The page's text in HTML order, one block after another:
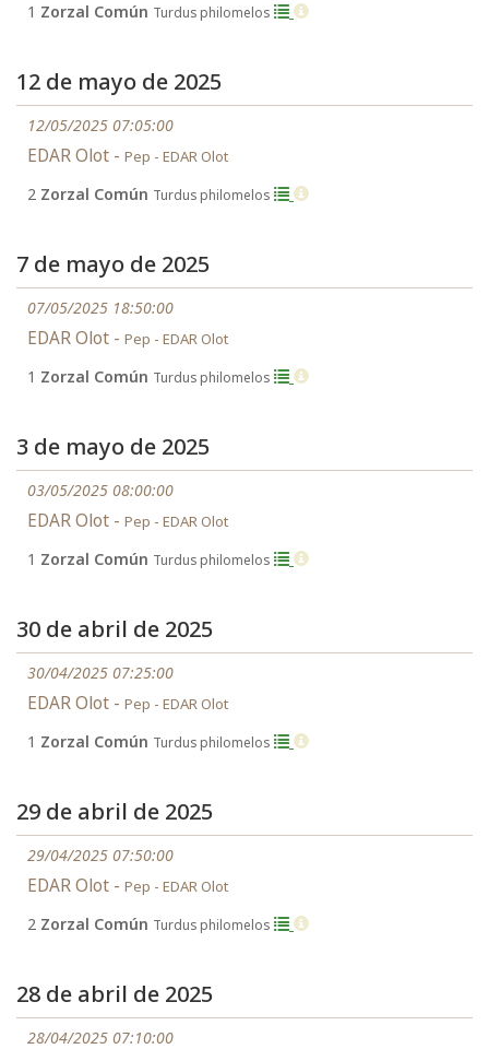
1 Zorzal Común Turdus philomelos
12 de mayo de 2025
12/05/2025 07:05:00
EDAR Olot - Pep - EDAR Olot
2 Zorzal Común Turdus philomelos
7 de mayo de 2025
07/05/2025 18:50:00
EDAR Olot - Pep - EDAR Olot
1 Zorzal Común Turdus philomelos
3 de mayo de 2025
03/05/2025 08:00:00
EDAR Olot - Pep - EDAR Olot
1 Zorzal Común Turdus philomelos
30 de abril de 2025
30/04/2025 07:25:00
EDAR Olot - Pep - EDAR Olot
1 Zorzal Común Turdus philomelos
29 de abril de 2025
29/04/2025 07:50:00
EDAR Olot - Pep - EDAR Olot
2 Zorzal Común Turdus philomelos
28 de abril de 2025
28/04/2025 07:10:00